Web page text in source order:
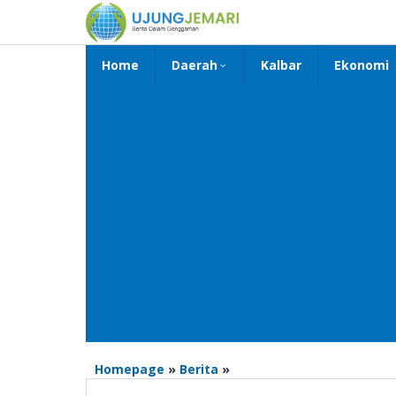
konten
Home Daerah Kalbar Ekonomi
Homepage » Berita »Pergantian